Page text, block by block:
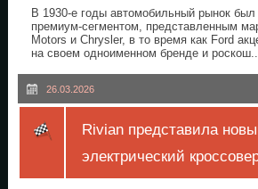
В 1930-е годы автомобильный рынок
премиум-сегментом, представленным
Motors и Chrysler, в то время как Ford
на своем одноименном бренде и роскош...
26.03.2026
Rivian представила
электрический